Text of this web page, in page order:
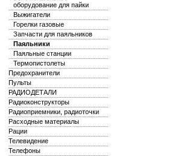
оборудование для пайки
Выжигатели
Горелки газовые
Запчасти для паяльников
Паяльники
Паяльные станции
Термопистолеты
Предохранители
Пульты
РАДИОДЕТАЛИ
Радиоконструкторы
Радиоприемники, радиоточки
Расходные материалы
Рации
Телевидение
Телефоны